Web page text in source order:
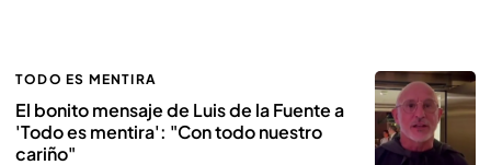
TODO ES MENTIRA
El bonito mensaje de Luis de la Fuente a
'Todo es mentira': "Con todo nuestro
cariño"